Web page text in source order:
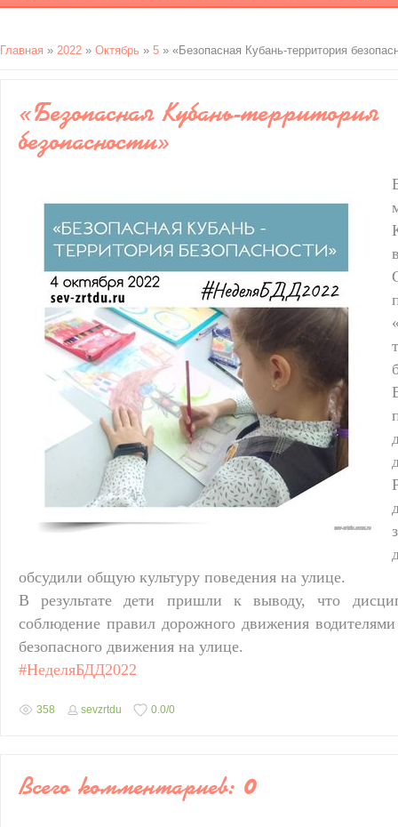
Главная » 2022 » Октябрь » 5 » «Безопасная Кубань-территория
«Безопасная Кубань-территория
безопасности»
обсудили общую культуру поведения на улице.
В результате дети пришли к выводу, что
соблюдение правил дорожного движения
безопасного движения на улице.
#НеделяБДД2022
358 sevzrtdu 0.0/0
Всего комментариев: 0